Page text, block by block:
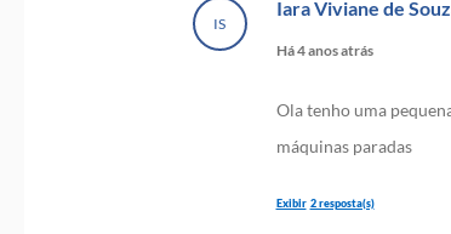
IS
Iara Viviane de
Há 4 anos atrás
Ola tenho uma
máquinas paradas
2 resposta(s)